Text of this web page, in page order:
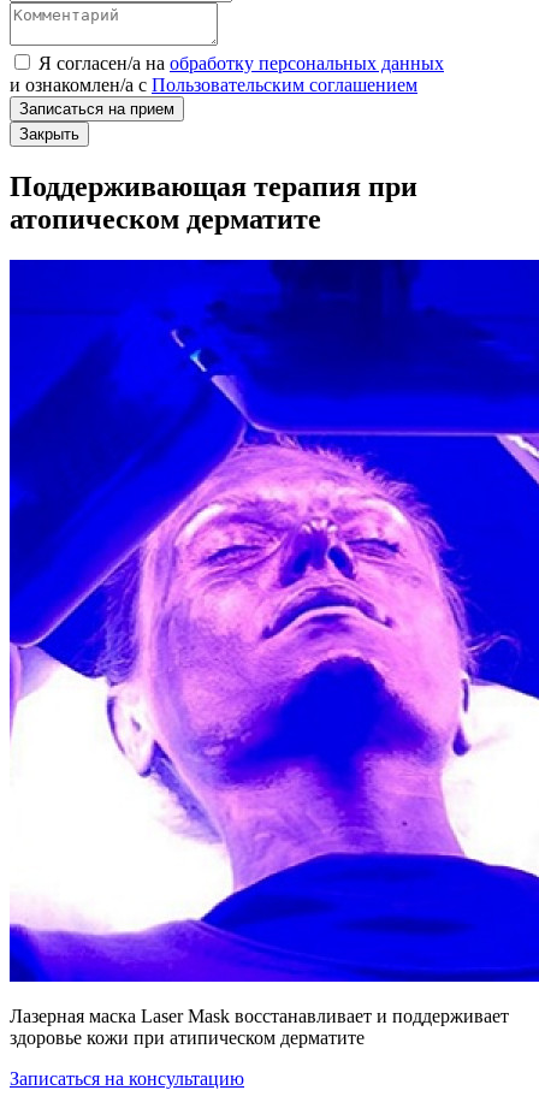
Я согласен/а на обработку персональных данных
и ознакомлен/а с Пользовательским соглашением
Записаться на прием
Закрыть
Поддерживающая терапия при
атопическом дерматите
Лазерная маска Laser Mask восстанавливает и поддерживает
здоровье кожи при атипическом дерматите
Записаться на консультацию